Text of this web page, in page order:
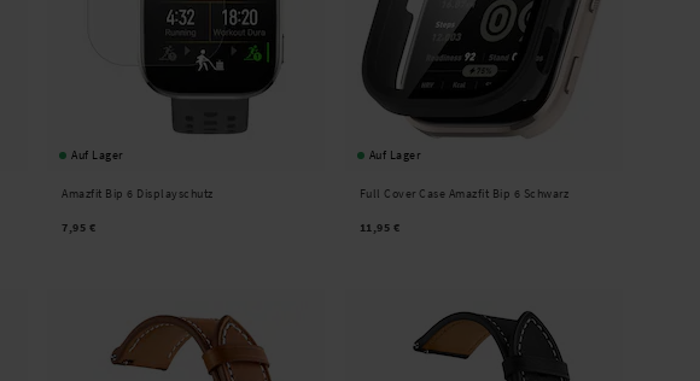
Auf Lager
Amazfit Bip 6 Displayschutz
7,95 €
Auf Lager
Full Cover Case Amazfit Bip 6 Schwarz
11,95 €